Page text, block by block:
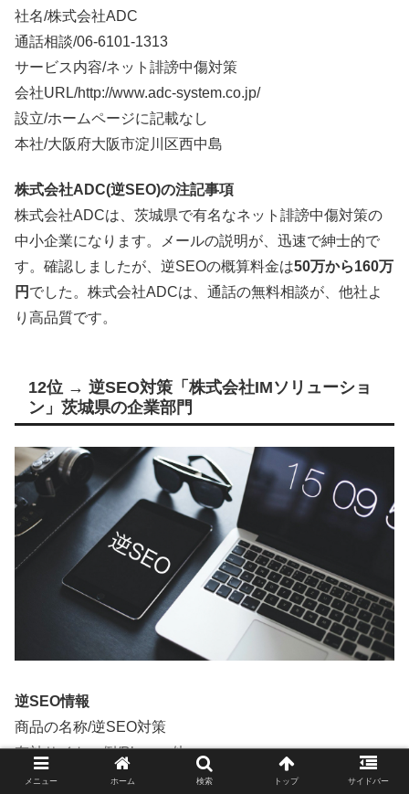
社名/株式会社ADC
通話相談/06-6101-1313
サービス内容/ネット誹謗中傷対策
会社URL/http://www.adc-system.co.jp/
設立/ホームページに記載なし
本社/大阪府大阪市淀川区西中島
株式会社ADC(逆SEO)の注記事項
株式会社ADCは、茨城県で有名なネット誹謗中傷対策の
中小企業になります。メールの説明が、迅速で紳士的で
す。確認しましたが、逆SEOの概算料金は50万から160万
円 でした。株式会社ADCは、通話の無料相談が、他社よ
り高品質です。
12位 → 逆SEO対策「株式会社IMソリューショ
ン」茨城県の企業部門
逆SEO情報
商品の名称/逆SEO対策
有効サイト一例/Blogger他
オススメ対象/企業に強力
メニュー ホーム 検索 トップ サイドバー